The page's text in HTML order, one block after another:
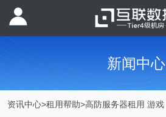
新闻中心
资讯中心>租用帮助>高防服务器租用 游戏